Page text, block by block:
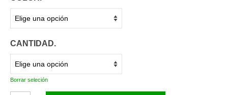
CANTIDAD.
Borrar seleción